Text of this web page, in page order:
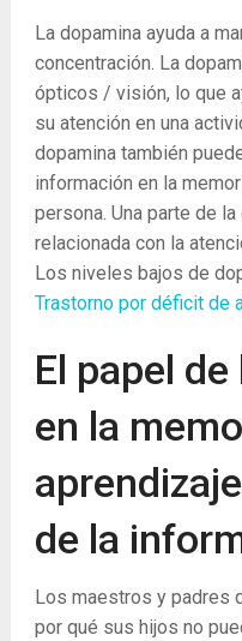
La dopamina ayuda a
concentración. La
ópticos / visión, lo que
su atención en una
dopamina también
información en la
persona. Una parte de
relacionada con la
Los niveles bajos de
Trastorno por déficit de
El papel
en la
de la
Los maestros y padres
por qué sus hijos no